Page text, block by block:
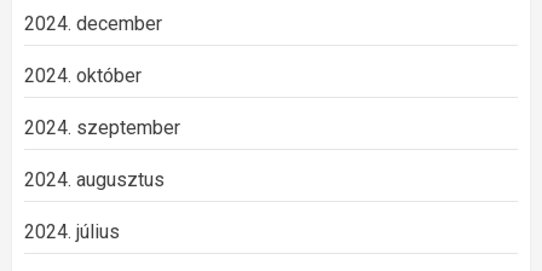
2024. december
2024. október
2024. szeptember
2024. augusztus
2024. július